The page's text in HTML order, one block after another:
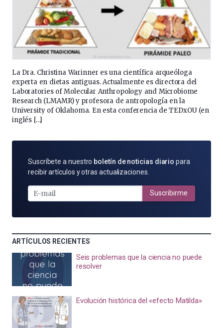
La Dra. Christina Warinner es una científica arqueóloga
experta en dietas antiguas. Actualmente es directora del
Laboratories of Molecular Anthropology and Microbiome
Research (LMAMR) y profesora de antropología en la
University of Oklahoma. En esta conferencia de TEDxOU (en
inglés […]
SUSCRÍBETE
POR
MAIL
Suscríbete a nuestro boletín de noticias diario para
recibir artículos y otras actualizaciones.
Suscribirme
ARTÍCULOS RECIENTES
Seis problemas que la ciencia no puede
resolver
Evolución histórica del «efecto Matilda»